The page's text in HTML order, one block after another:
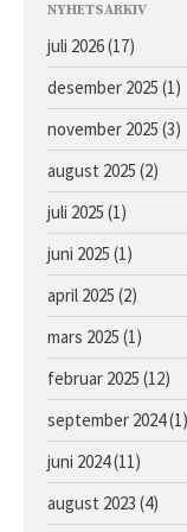
NYHETSARKIV
juli 2026(17)
desember 2025 (1)
november 2025 (3)
august 2025 (2)
juli 2025 (1)
juni 2025 (1)
april 2025 (2)
mars 2025 (1)
februar 2025 (12)
september 2024(1)
juni 2024(11)
august 2023 (4)